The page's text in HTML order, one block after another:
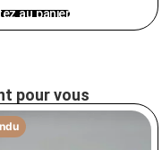
au panier
pour vous